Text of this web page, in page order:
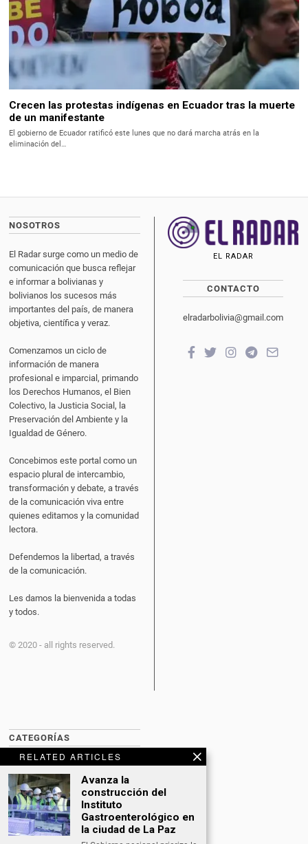
RELATED ARTICLES
Avanza la
construcción del
Instituto
Gastroenterológico en
la ciudad de La Paz
Crecen las protestas indígenas en Ecuador tras la muerte
de un manifestante
El gobierno de Ecuador ratificó este lunes que no dará marcha atrás en la
eliminación del…
NOSOTROS
El Radar surge como un medio de
comunicación que busca reflejar
e informar a bolivianas y
bolivianos los sucesos más
importantes del país, de manera
objetiva, científica y veraz.
Comenzamos un ciclo de
información de manera
profesional e imparcial, primando
los Derechos Humanos, el Bien
Colectivo, la Justicia Social, la
Preservación del Ambiente y la
Igualdad de Género.
Concebimos este portal como un
espacio plural de intercambio,
transformación y debate, a través
de la comunicación viva entre
quienes editamos y la comunidad
lectora.
Defendemos la libertad, a través
de la comunicación.
Les damos la bienvenida a todas
y todos.
© 2020 - all rights reserved.
EL RADAR
CONTACTO
elradarbolivia@gmail.com
CATEGORÍAS
BITCOIN NEWS
CULTURA
DATING
DEPORTES